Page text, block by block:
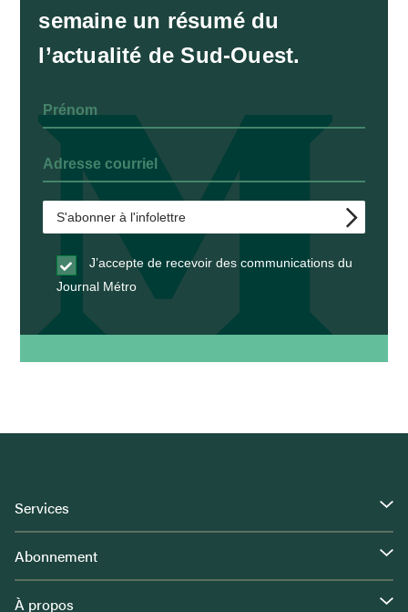
semaine un résumé du
l’actualité de Sud-Ouest.
J’accepte de recevoir des communications du
Journal Métro
Services
Abonnement
À propos